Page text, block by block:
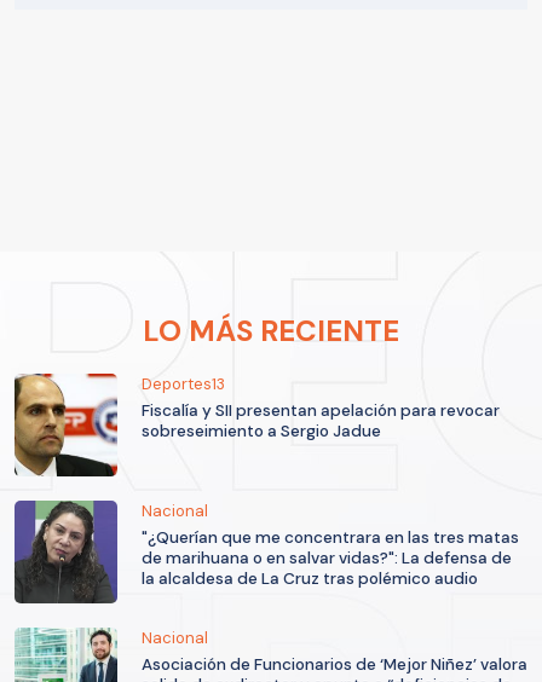
LO MÁS RECIENTE
Deportes13
Fiscalía y SII presentan apelación para revocar
sobreseimiento a Sergio Jadue
Nacional
"¿Querían que me concentrara en las tres matas
de marihuana o en salvar vidas?": La defensa de
la alcaldesa de La Cruz tras polémico audio
Nacional
Asociación de Funcionarios de ‘Mejor Niñez’ valora